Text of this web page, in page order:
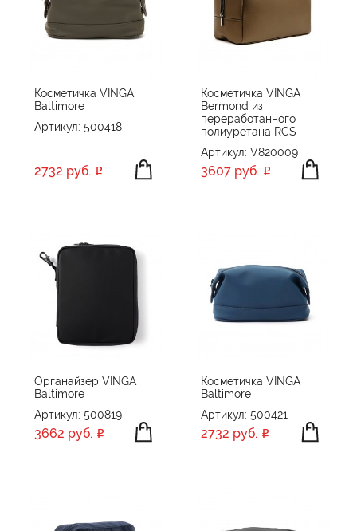
Косметичка VINGA
Baltimore
Артикул: 500418
2732 руб.
Косметичка VINGA
Bermond из
переработанного
полиуретана RCS
Артикул: V820009
3607 руб.
Органайзер VINGA
Baltimore
Артикул: 500819
3662 руб.
Косметичка VINGA
Baltimore
Артикул: 500421
2732 руб.